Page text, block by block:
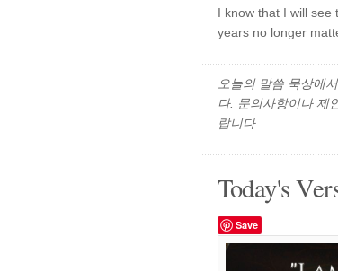
I know that I will see
years no longer
오늘의 말씀 묵상에
다. 문의사항이나 제
랍니다.
Today's
Save